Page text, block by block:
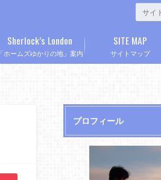
「ホームズゆかりの地」案内
Sherlock’s London
サイトマップ
SITE MAP
プロフィール